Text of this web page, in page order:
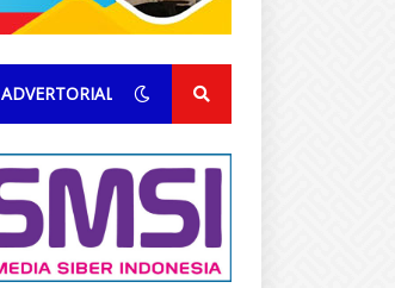
ADVERTORIAL